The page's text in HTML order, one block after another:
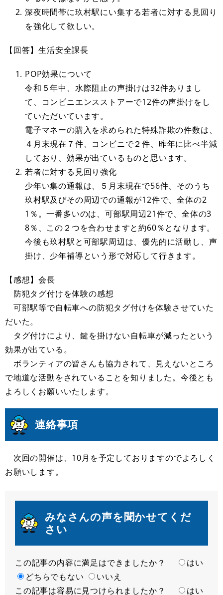
深夜時間帯に玖村駅にい集する若者に対する見回り
を強化して欲しい。
【回答】生活安全課長
POP効果について
令和５年中、水際阻止の声掛けは32件ありまし
て、コンビニエンスストアーで12件の声掛けをし
ていただいています。
電子マネーの購入を求められた特殊詐欺の件数は、
４月末現在７件、コンビニで２件、昨年に比べ半減
しており、効果が出ているものと思います。
若者に対する見回り強化
少年い集の通報は、５月末現在で56件、そのうち
玖村駅及びその周辺での通報が12件で、全体の2
1％。一番多いのは、可部駅周辺21件で、全体の3
8％、この２つを合わせますと約60％となります。
今後も玖村駅と可部駅周辺は、優先的に活動し、声
掛け、少年補導という形で対応して行きます。
【感想】会長
防犯タグ付けを体験の感想
可部駅等で自転車への防犯タグ付けを体験させていた
だいた。
タグ付けにより、鍵を掛けない自転車が減ったという
効果が出ている。
ボランティアの皆さんも協力されて、見えないところ
で地道な活動をされていることを知りました。今後とも
よろしくお願いいたします。
連絡事項
次回の開催は、10月を予定しておりますのでよろしく
お願いします。
みなさんの声を聞かせてくだ
さい
満
足
度
この記事の内容に満足はできましたか？
はい
どちらでもない
いいえ
容
この記事は容易に見つけられましたか？
はい